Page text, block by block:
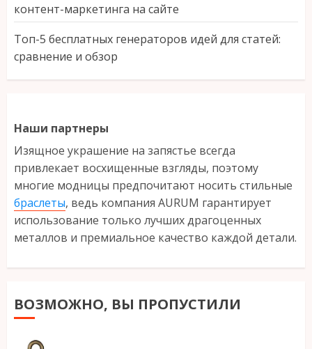
контент-маркетинга на сайте
Топ-5 бесплатных генераторов идей для статей:
сравнение и обзор
Наши партнеры
Изящное украшение на запястье всегда
привлекает восхищенные взгляды, поэтому
многие модницы предпочитают носить стильные
браслеты, ведь компания AURUM гарантирует
использование только лучших драгоценных
металлов и премиальное качество каждой детали.
ВОЗМОЖНО, ВЫ ПРОПУСТИЛИ